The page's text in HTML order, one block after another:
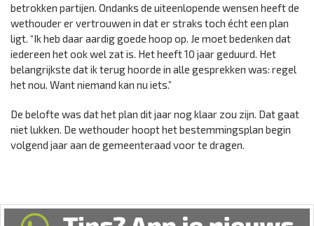
betrokken partijen. Ondanks de uiteenlopende wensen heeft de
wethouder er vertrouwen in dat er straks toch écht een plan
ligt. “Ik heb daar aardig goede hoop op. Je moet bedenken dat
iedereen het ook wel zat is. Het heeft 10 jaar geduurd. Het
belangrijkste dat ik terug hoorde in alle gesprekken was: regel
het nou. Want niemand kan nu iets.”
De belofte was dat het plan dit jaar nog klaar zou zijn. Dat gaat
niet lukken. De wethouder hoopt het bestemmingsplan begin
volgend jaar aan de gemeenteraad voor te dragen.